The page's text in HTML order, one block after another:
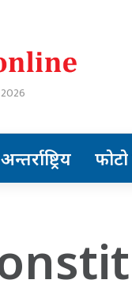
2026
अन्तर्राष्ट्रिय